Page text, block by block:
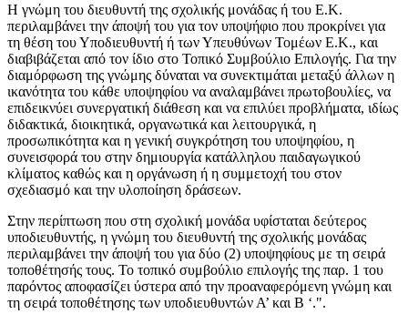
Η γνώμη του διευθυντή της σχολικής μονάδας ή του Ε.Κ.
περιλαμβάνει την άποψή του για τον υποψήφιο που προκρίνει για
τη θέση του Υποδιευθυντή ή των Υπευθύνων Τομέων Ε.Κ., και
διαβιβάζεται από τον ίδιο στο Τοπικό Συμβούλιο Επιλογής. Για την
διαμόρφωση της γνώμης δύναται να συνεκτιμάται μεταξύ άλλων η
ικανότητα του κάθε υποψηφίου να αναλαμβάνει πρωτοβουλίες, να
επιδεικνύει συνεργατική διάθεση και να επιλύει προβλήματα, ιδίως
διδακτικά, διοικητικά, οργανωτικά και λειτουργικά, η
προσωπικότητα και η γενική συγκρότηση του υποψηφίου, η
συνεισφορά του στην δημιουργία κατάλληλου παιδαγωγικού
κλίματος καθώς και η οργάνωση ή η συμμετοχή του στον
σχεδιασμό και την υλοποίηση δράσεων.
Στην περίπτωση που στη σχολική μονάδα υφίσταται δεύτερος
υποδιευθυντής, η γνώμη του διευθυντή της σχολικής μονάδας
περιλαμβάνει την άποψή του για δύο (2) υποψηφίους με τη σειρά
τοποθέτησής τους. Το τοπικό συμβούλιο επιλογής της παρ. 1 του
παρόντος αποφασίζει ύστερα από την προαναφερόμενη γνώμη και
τη σειρά τοποθέτησης των υποδιευθυντών Α’ και Β ‘.".